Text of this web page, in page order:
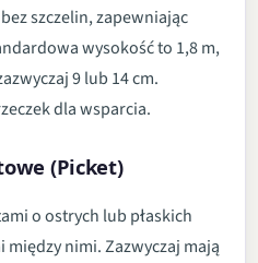
szczelin, zapewniając
wysokość to 1,8 m,
9 lub 14 cm.
dla wsparcia.
(Picket)
o ostrych lub płaskich
nimi. Zazwyczaj mają